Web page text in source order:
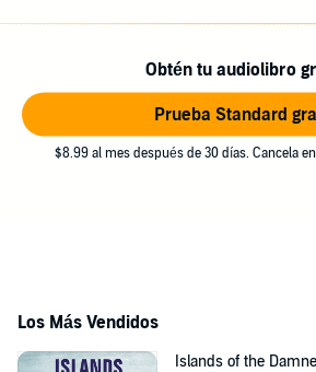
Obtén tu audiolibro
Prueba Standard
$8.99 al mes después de 30 días. Cancela
Los Más Vendidos
Islands of the